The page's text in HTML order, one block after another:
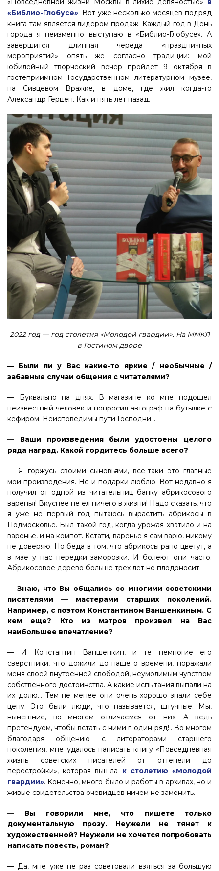
«Повседневной жизни Москвы в лихие девяностые» в
«Библио-Глобусе». Вот уже несколько месяцев подряд
книга там является лидером продаж. Каждый год в День
города я неизменно выступаю в «Библио-Глобусе». А
завершится длинная череда «праздничных
мероприятий» опять же согласно традиции: мой
юбилейный творческий вечер пройдет 9 октября в
гостеприимном Государственном литературном музее,
на Сивцевом Вражке, в доме, где жил когда-то
Александр Герцен. Как и пять лет назад.
2022 год — год столетия «Молодой гвардии». На ММКЯ
в Гостином дворе
— Были ли у Вас какие-то яркие / необычные /
забавные случаи общения с читателями?
— Буквально на днях. В магазине ко мне подошел
неизвестный человек и попросил автограф на бутылке с
кефиром. Неисповедимы пути Господни…
— Ваши произведения были удостоены целого
ряда наград. Какой гордитесь больше всего?
— Я горжусь своими сыновьями, всё-таки это главные
мои произведения. Но и подарки люблю. Вот недавно я
получил от одной из читательниц банку абрикосового
варенья! Вкуснее не ел ничего в жизни! Надо сказать, что
я уже не первый год пытаюсь вырастить абрикосы в
Подмосковье. Был такой год, когда урожая хватило и на
варенье, и на компот. Кстати, варенье я сам варю, никому
не доверяю. Но беда в том, что абрикосы рано цветут, а
в мае у нас нередки заморозки. И болеют они часто.
Абрикосовое дерево больше трех лет не плодоносит.
— Знаю, что Вы общались со многими советскими
писателями — мастерами старших поколений.
Например, с поэтом Константином Ваншенкиным. С
кем еще? Кто из мэтров произвел на Вас
наибольшее впечатление?
— И Константин Ваншенкин, и те немногие его
сверстники, что дожили до нашего времени, поражали
меня своей внутренней свободой, неумолимым чувством
собственного достоинства. А какие испытания выпали на
их долю… Тем не менее они очень хорошо знали себе
цену. Это были люди, что называется, штучные. Мы,
нынешние, во многом отличаемся от них. А ведь
претендуем, чтобы встать с ними в один ряд!.. Во многом
благодаря общению с литераторами старшего
поколения, мне удалось написать книгу «Повседневная
жизнь советских писателей от оттепели до
перестройки», которая вышла к столетию «Молодой
гвардии». Конечно, много было и работы в архивах, но и
живые свидетельства очевидцев ничем не заменить.
— Вы говорили мне, что пишете только
документальную прозу. Неужели не тянет к
художественной? Неужели не хочется попробовать
написать повесть, роман?
— Да, мне уже не раз советовали взяться за большую